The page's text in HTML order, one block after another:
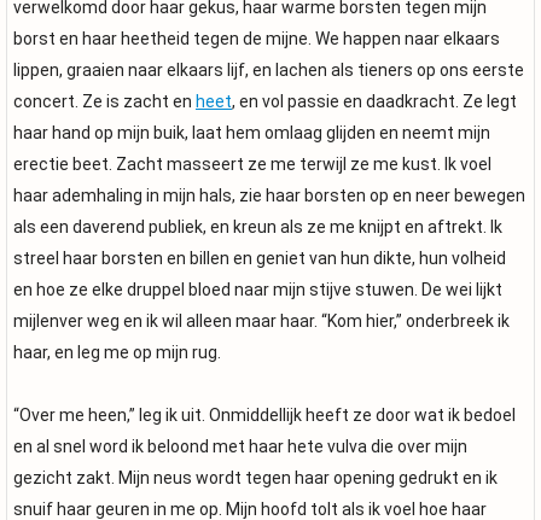
verwelkomd door haar gekus, haar warme borsten tegen mijn
borst en haar heetheid tegen de mijne. We happen naar elkaars
lippen, graaien naar elkaars lijf, en lachen als tieners op ons eerste
concert. Ze is zacht en heet, en vol passie en daadkracht. Ze legt
haar hand op mijn buik, laat hem omlaag glijden en neemt mijn
erectie beet. Zacht masseert ze me terwijl ze me kust. Ik voel
haar ademhaling in mijn hals, zie haar borsten op en neer bewegen
als een daverend publiek, en kreun als ze me knijpt en aftrekt. Ik
streel haar borsten en billen en geniet van hun dikte, hun volheid
en hoe ze elke druppel bloed naar mijn stijve stuwen. De wei lijkt
mijlenver weg en ik wil alleen maar haar. “Kom hier,” onderbreek ik
haar, en leg me op mijn rug.
“Over me heen,” leg ik uit. Onmiddellijk heeft ze door wat ik bedoel
en al snel word ik beloond met haar hete vulva die over mijn
gezicht zakt. Mijn neus wordt tegen haar opening gedrukt en ik
snuif haar geuren in me op. Mijn hoofd tolt als ik voel hoe haar